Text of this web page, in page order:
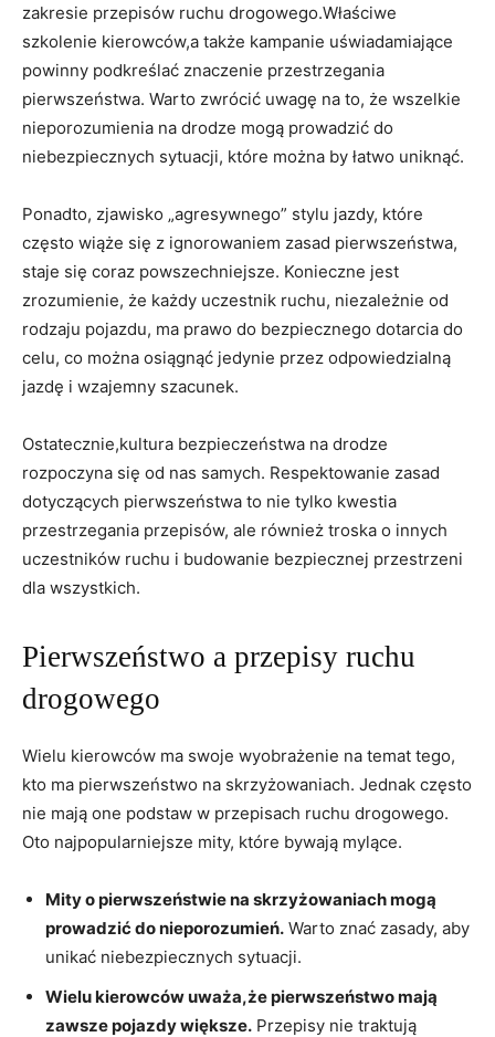
zakresie przepisów ruchu drogowego.Właściwe
szkolenie kierowców,a także kampanie uświadamiające
powinny podkreślać znaczenie przestrzegania
pierwszeństwa. Warto zwrócić uwagę na to, że wszelkie
nieporozumienia na drodze mogą prowadzić do
niebezpiecznych sytuacji, które można by łatwo uniknąć.
Ponadto, zjawisko „agresywnego” stylu jazdy, które
często wiąże się z ignorowaniem zasad pierwszeństwa,
staje się coraz powszechniejsze. Konieczne jest
zrozumienie, że każdy uczestnik ruchu, niezależnie od
rodzaju pojazdu, ma prawo do bezpiecznego dotarcia do
celu, co można osiągnąć jedynie przez odpowiedzialną
jazdę i wzajemny szacunek.
Ostatecznie,kultura bezpieczeństwa na drodze
rozpoczyna się od nas samych. Respektowanie zasad
dotyczących pierwszeństwa to nie tylko kwestia
przestrzegania przepisów, ale również troska o innych
uczestników ruchu i budowanie bezpiecznej przestrzeni
dla wszystkich.
Pierwszeństwo a przepisy ruchu
drogowego
Wielu kierowców ma swoje wyobrażenie na temat tego,
kto ma pierwszeństwo na skrzyżowaniach. Jednak często
nie mają one podstaw w przepisach ruchu drogowego.
Oto najpopularniejsze mity, które bywają mylące.
Mity o pierwszeństwie na skrzyżowaniach mogą
prowadzić do nieporozumień. Warto znać zasady, aby
unikać niebezpiecznych sytuacji.
Wielu kierowców uważa,że pierwszeństwo mają
zawsze pojazdy większe. Przepisy nie traktują